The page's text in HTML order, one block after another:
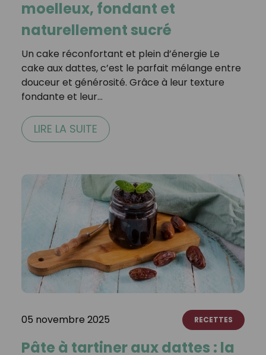
moelleux, fondant et
naturellement sucré
Un cake réconfortant et plein d’énergie Le
cake aux dattes, c’est le parfait mélange entre
douceur et générosité. Grâce à leur texture
fondante et leur…
LIRE LA SUITE
05 novembre 2025 RECETTES
Pâte à tartiner aux dattes : la